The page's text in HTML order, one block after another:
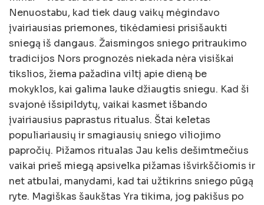
Nenuostabu, kad tiek daug vaikų mėgindavo
įvairiausias priemones, tikėdamiesi prisišaukti
sniegą iš dangaus. Žaismingos sniego pritraukimo
tradicijos Nors prognozės niekada nėra visiškai
tikslios, žiema pažadina viltį apie dieną be
mokyklos, kai galima lauke džiaugtis sniegu. Kad ši
svajonė išsipildytų, vaikai kasmet išbando
įvairiausius paprastus ritualus. Štai keletas
populiariausių ir smagiausių sniego viliojimo
papročių. Pižamos ritualas Jau kelis dešimtmečius
vaikai prieš miegą apsivelka pižamas išvirkščiomis ir
net atbulai, manydami, kad tai užtikrins sniego pūgą
ryte. Magiškas šaukštas Yra tikima, jog pakišus po